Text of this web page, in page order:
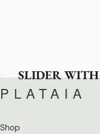
SLIDER
PLATAIA
Shop